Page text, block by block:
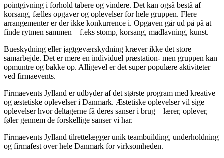
pointgivning i forhold tabere og vindere. Det kan også bestå af
korsang, fælles opgaver og oplevelser for hele gruppen. Flere
arrangementer er der ikke konkurrence i. Opgaven går ud på på at
finde rytmen sammen – f.eks stomp, korsang, madlavning, kunst.
Bueskydning eller jagtgeværskydning kræver ikke det store
samarbejde. Det er mere en individuel præstation- men gruppen kan
opmuntre og bakke op. Alligevel er det super populære aktiviteter
ved firmaevents.
Firmaevents Jylland er udbyder af det største program med kreative
og æstetiske oplevelser i Danmark. Æstetiske oplevelser vil sige
oplevelser hvor deltagerne få deres sanser i brug – lærer, oplever,
føler gennem de forskellige sanser vi har.
Firmaevents Jylland tilrettelægger unik teambuilding, underholdning
og firmafest over hele Danmark for virksomheden.